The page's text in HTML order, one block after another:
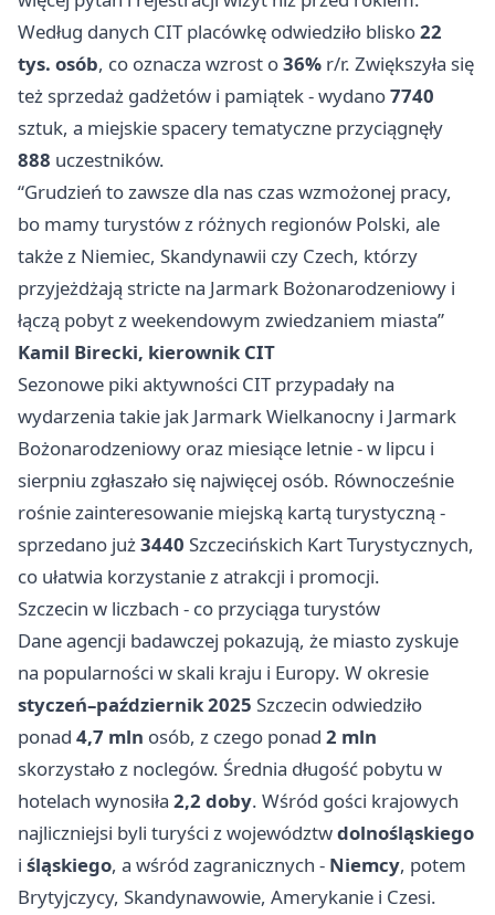
Według danych CIT placówkę odwiedziło blisko22
tys. osób, co oznacza wzrost o36% r/r. Zwiększyła się
też sprzedaż gadżetów i pamiątek - wydano7740
sztuk, a miejskie spacery tematyczne przyciągnęły
888 uczestników.
“Grudzień to zawsze dla nas czas wzmożonej pracy,
bo mamy turystów z różnych regionów Polski, ale
także z Niemiec, Skandynawii czy Czech, którzy
przyjeżdżają stricte na Jarmark Bożonarodzeniowy i
łączą pobyt z weekendowym zwiedzaniem miasta”
Kamil Birecki, kierownik CIT
Sezonowe piki aktywności CIT przypadały na
wydarzenia takie jak Jarmark Wielkanocny i Jarmark
Bożonarodzeniowy oraz miesiące letnie - w lipcu i
sierpniu zgłaszało się najwięcej osób. Równocześnie
rośnie zainteresowanie miejską kartą turystyczną -
sprzedano już3440 Szczecińskich Kart Turystycznych,
co ułatwia korzystanie z atrakcji i promocji.
Szczecin w liczbach - co przyciąga turystów
Dane agencji badawczej pokazują, że miasto zyskuje
na popularności w skali kraju i Europy. W okresie
styczeń–październik 2025 Szczecin odwiedziło
ponad 4,7 mln osób, z czego ponad 2 mln
skorzystało z noclegów. Średnia długość pobytu w
hotelach wynosiła 2,2 doby. Wśród gości krajowych
najliczniejsi byli turyści z województwdolnośląskiego
i śląskiego, a wśród zagranicznych - Niemcy, potem
Brytyjczycy, Skandynawowie, Amerykanie i Czesi.